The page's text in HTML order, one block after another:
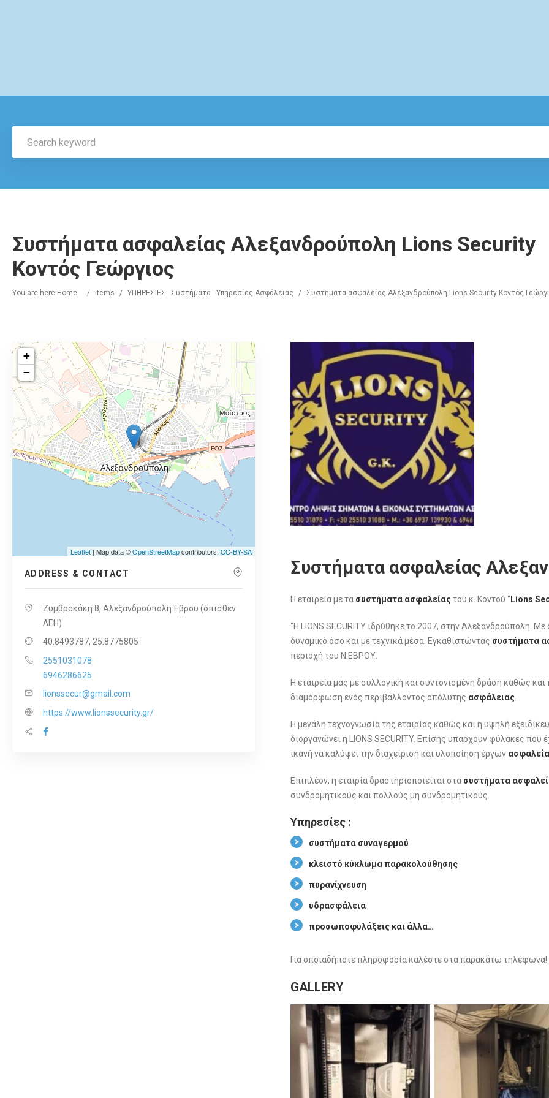
Συστήματα ασφαλείας Αλεξανδρούπολη Lions Security
Κοντός Γεώργιος
You are here: Home / Items / ΥΠΗΡΕΣΙΕΣ Συστήματα - Υπηρεσίες Ασφάλειας / Συστήματα ασφαλείας Αλεξανδρούπολη Lions Security Κοντός
+
−
Leaflet | Map data ©OpenStreetMapcontributors,CC-BY-SA
ADDRESS & CONTACT
Ζυμβρακάκη 8, Αλεξανδρούπολη Έβρου (όπισθεν
ΔΕΗ)
40.8493787, 25.8775805
2551031078
6946286625
lionssecur@gmail.com
https://www.lionssecurity.gr/
Συστήματα ασφαλείας
Η εταιρεία με τα συστήματα ασφαλείαςτου κ. Κοντού “Lions
“Η LIONS SECURITY ιδρύθηκε το 2007, στην Αλεξανδρούπολη.
δυναμικό όσο και με τεχνικά μέσα. Εγκαθιστώντας συστήματα
περιοχή του Ν.ΕΒΡΟΥ.
Η εταιρεία μας με συλλογική και συντονισμένη δράση καθώς
διαμόρφωση ενός περιβάλλοντος απόλυτης ασφάλειας.
Η μεγάλη τεχνογνωσία της εταιρίας καθώς και η υψηλή
διοργανώνει η LIONS SECURITY. Επίσης υπάρχουν φύλακες που
ικανή να καλύψει την διαχείριση και υλοποίηση έργων
Επιπλέον, η εταιρία δραστηριοποιείται στα συστήματα
συνδρομητικούς και πολλούς μη συνδρομητικούς.
Υπηρεσίες :
συστήματα συναγερμού
κλειστό κύκλωμα παρακολούθησης
πυρανίχνευση
υδρασφάλεια
προσωποφυλάξεις και άλλα…
Για οποιαδήποτε πληροφορία καλέστε στα παρακάτω τηλέφωνα!
GALLERY